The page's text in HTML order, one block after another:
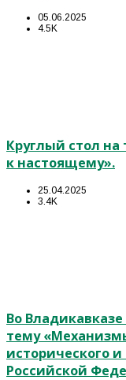
05.06.2025
4.5K
Круглый стол на
к настоящему».
25.04.2025
3.4K
Во
тему
исторического
Российской